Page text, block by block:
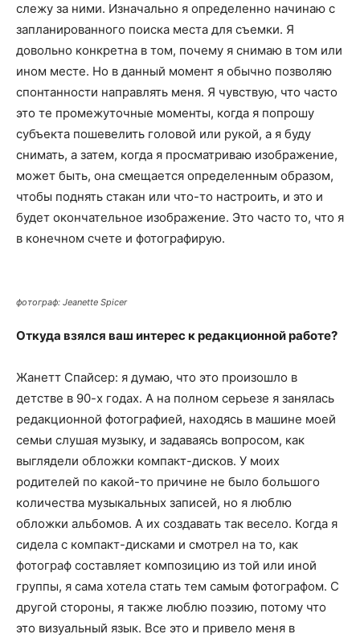
слежу за ними. Изначально я определенно начинаю с
запланированного поиска места для съемки. Я
довольно конкретна в том, почему я снимаю в том или
ином месте. Но в данный момент я обычно позволяю
спонтанности направлять меня. Я чувствую, что часто
это те промежуточные моменты, когда я попрошу
субъекта пошевелить головой или рукой, а я буду
снимать, а затем, когда я просматриваю изображение,
может быть, она смещается определенным образом,
чтобы поднять стакан или что-то настроить, и это и
будет окончательное изображение. Это часто то, что я
в конечном счете и фотографирую.
фотограф: Jeanette Spicer
Откуда взялся ваш интерес к редакционной работе?
Жанетт Спайсер: я думаю, что это произошло в
детстве в 90-х годах. А на полном серьезе я занялась
редакционной фотографией, находясь в машине моей
семьи слушая музыку, и задаваясь вопросом, как
выглядели обложки компакт-дисков. У моих
родителей по какой-то причине не было большого
количества музыкальных записей, но я люблю
обложки альбомов. А их создавать так весело. Когда я
сидела с компакт-дисками и смотрел на то, как
фотограф составляет композицию из той или иной
группы, я сама хотела стать тем самым фотографом. С
другой стороны, я также люблю поэзию, потому что
это визуальный язык. Все это и привело меня в